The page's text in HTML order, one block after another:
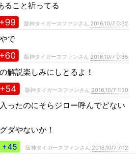
ること祈ってる
+99 阪神タイガースファンさん 2016,10/7 0:32
で
+60 阪神タイガースファンさん 2016,10/7 0:35
解説楽しみにしとるよ！
+54 阪神タイガースファンさん 2016,10/7 1:30
ったのにそらジロー呼んでどない
ダやないか！
+45
阪神タイガースファンさん 2016,10/7 7:12